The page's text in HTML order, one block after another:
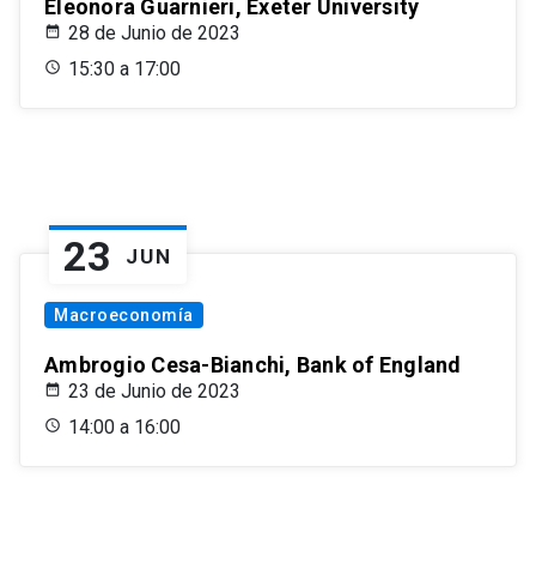
Eleonora Guarnieri, Exeter University
28 de Junio de 2023
15:30 a 17:00
23 JUN
Macroeconomía
Ambrogio Cesa-Bianchi, Bank of England
23 de Junio de 2023
14:00 a 16:00